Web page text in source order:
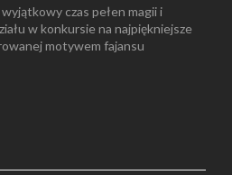
czas pełen magii i
w konkursie na najpiękniejsze
motywem fajansu